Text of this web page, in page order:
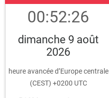
00:52:26
dimanche 9 août
2026
heure avancée d’Europe centrale
(CEST) +0200 UTC